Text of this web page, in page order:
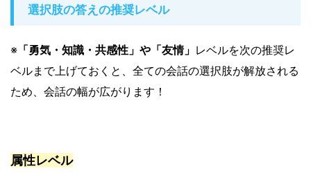
選択肢の答えの推奨レベル
※ 「勇気・知識・共感性」や「友情」 レベルを次の推奨レ
ベルまで上げておくと、全ての会話の選択肢が解放される
ため、会話の幅が広がります！
属性レベル